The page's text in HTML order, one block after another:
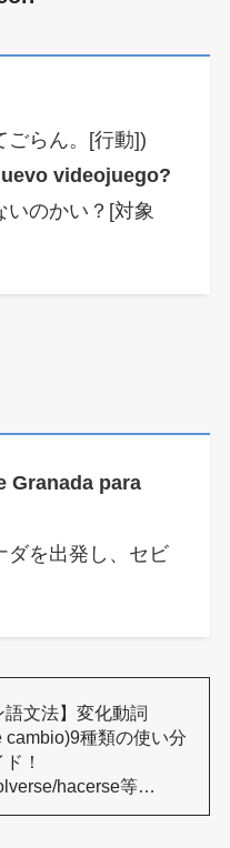
ごらん。[行動])
videojuego?
いのかい？[対象
Granada para
ダを出発し、セビ
語文法】変化動詞
cambio)9種類の使い分
！
hacerse等…